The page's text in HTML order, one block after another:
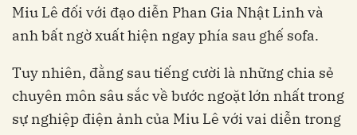
Miu Lê đối với đạo diễn Phan Gia Nhật Linh và
anh bất ngờ xuất hiện ngay phía sau ghế sofa.
Tuy nhiên, đằng sau tiếng cười là những chia sẻ
chuyên môn sâu sắc về bước ngoặt lớn nhất trong
sự nghiệp điện ảnh của Miu Lê với vai diễn trong